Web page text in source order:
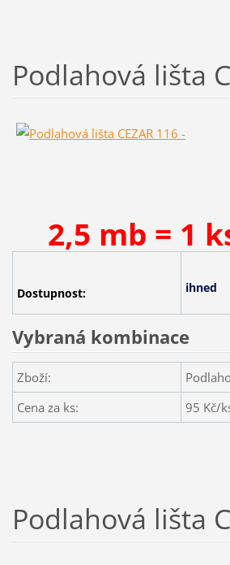
Podlahová lišta
2,5 mb = 1
Dostupnost: ihned
Vybraná kombinace
Zboží:
Cena za ks:
95 Kč/
Podlahová lišta